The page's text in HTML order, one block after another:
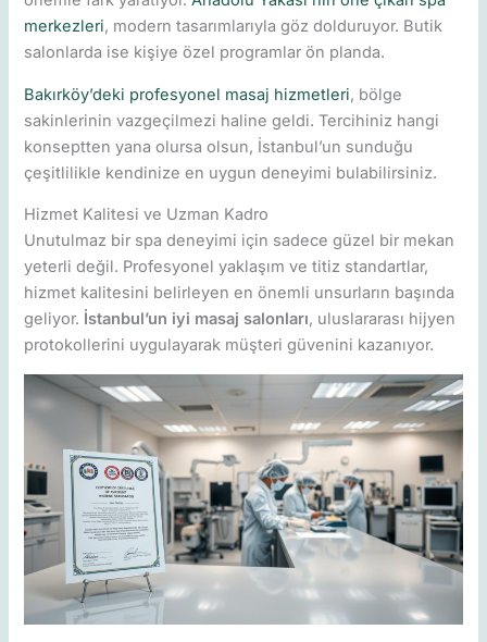
merkezleri, modern tasarımlarıyla göz dolduruyor. Butik
salonlarda ise kişiye özel programlar ön planda.
Bakırköy’deki profesyonel masaj hizmetleri, bölge
sakinlerinin vazgeçilmezi haline geldi. Tercihiniz hangi
konseptten yana olursa olsun, İstanbul’un sunduğu
çeşitlilikle kendinize en uygun deneyimi bulabilirsiniz.
Hizmet Kalitesi ve Uzman Kadro
Unutulmaz bir spa deneyimi için sadece güzel bir mekan
yeterli değil. Profesyonel yaklaşım ve titiz standartlar,
hizmet kalitesini belirleyen en önemli unsurların başında
geliyor. İstanbul’un iyi masaj salonları, uluslararası hijyen
protokollerini uygulayarak müşteri güvenini kazanıyor.